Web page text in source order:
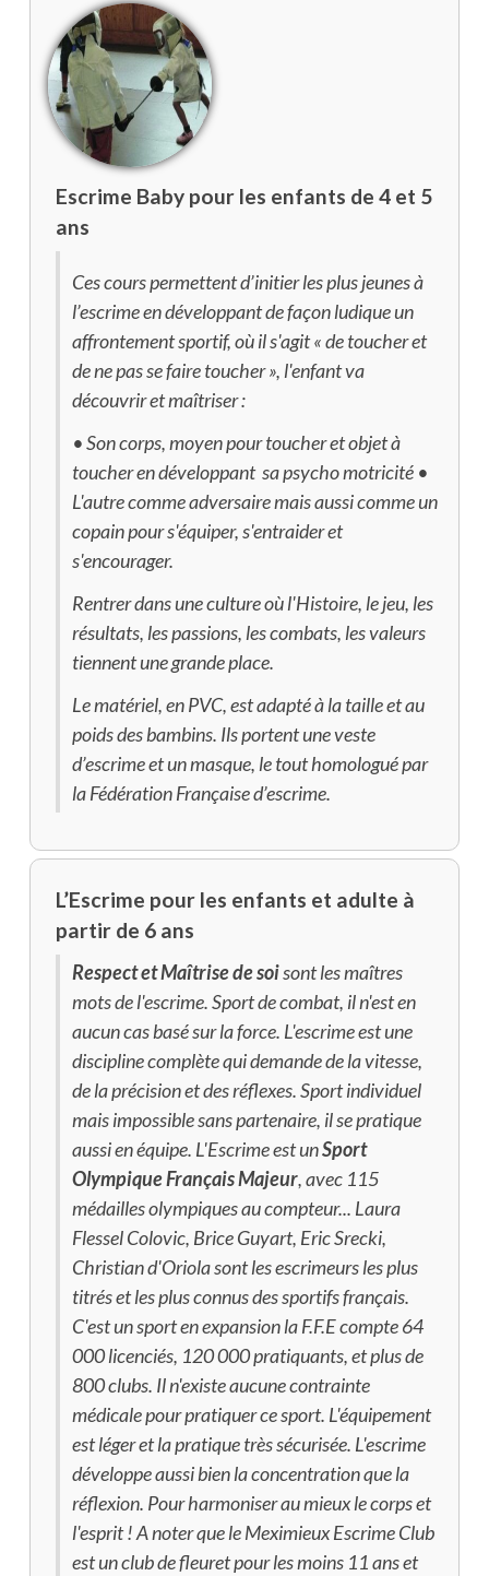
Escrime Baby pour les enfants de 4 et 5
ans
Ces cours permettent d’initier les plus jeunes à
l’escrime en développant de façon ludique un
affrontement sportif, où il s'agit « de toucher et
de ne pas se faire toucher », l'enfant va
découvrir et maîtriser :
• Son corps, moyen pour toucher et objet à
toucher en développant sa psycho motricité •
L'autre comme adversaire mais aussi comme un
copain pour s'équiper, s'entraider et
s'encourager.
Rentrer dans une culture où l'Histoire, le jeu, les
résultats, les passions, les combats, les valeurs
tiennent une grande place.
Le matériel, en PVC, est adapté à la taille et au
poids des bambins. Ils portent une veste
d’escrime et un masque, le tout homologué par
la Fédération Française d’escrime.
L’Escrime pour les enfants et adulte à
partir de 6 ans
Respect et Maîtrise de soisont les maîtres
mots de l'escrime. Sport de combat, il n'est en
aucun cas basé sur la force. L'escrime est une
discipline complète qui demande de la vitesse,
de la précision et des réflexes. Sport individuel
mais impossible sans partenaire, il se pratique
aussi en équipe. L'Escrime est unSport
Olympique Français Majeur, avec 115
médailles olympiques au compteur... Laura
Flessel Colovic, Brice Guyart, Eric Srecki,
Christian d'Oriola sont les escrimeurs les plus
titrés et les plus connus des sportifs français.
C'est un sport en expansion la F.F.E compte 64
000 licenciés, 120 000 pratiquants, et plus de
800 clubs. Il n'existe aucune contrainte
médicale pour pratiquer ce sport. L'équipement
est léger et la pratique très sécurisée. L'escrime
développe aussi bien la concentration que la
réflexion. Pour harmoniser au mieux le corps et
l'esprit ! A noter que le Meximieux Escrime Club
est un club de fleuret pour les moins 11 ans et